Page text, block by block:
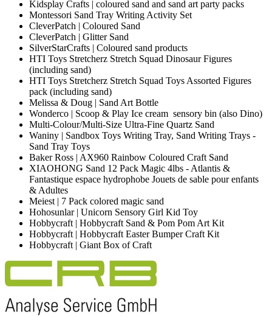
Kidsplay Crafts | coloured sand and sand art party packs
Montessori Sand Tray Writing Activity Set
CleverPatch | Coloured Sand
CleverPatch | Glitter Sand
SilverStarCrafts | Coloured sand products
HTI Toys Stretcherz Stretch Squad Dinosaur Figures
(including sand)
HTI Toys Stretcherz Stretch Squad Toys Assorted Figures
pack (including sand)
Melissa & Doug | Sand Art Bottle
Wonderco | Scoop & Play Ice cream sensory bin (also Dino)
Multi-Colour/Multi-Size Ultra-Fine Quartz Sand
Waniny | Sandbox Toys Writing Tray, Sand Writing Trays -
Sand Tray Toys
Baker Ross | AX960 Rainbow Coloured Craft Sand
XIAOHONG Sand 12 Pack Magic 4lbs - Atlantis &
Fantastique espace hydrophobe Jouets de sable pour enfants
& Adultes
Meiest | 7 Pack colored magic sand
Hohosunlar | Unicorn Sensory Girl Kid Toy
Hobbycraft | Hobbycraft Sand & Pom Pom Art Kit
Hobbycraft | Hobbycraft Easter Bumper Craft Kit
Hobbycraft | Giant Box of Craft